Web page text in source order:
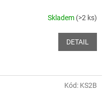
Skladem (>2 ks)
DETAIL
Kód: KS2B